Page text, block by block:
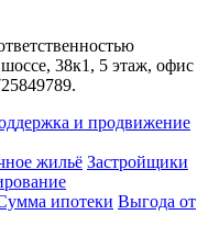
38к1, 5 этаж, офис
и продвижение
жильё Застройщики
ипотеки Выгода от